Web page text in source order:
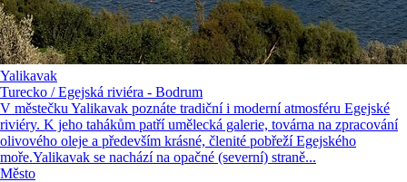
Yalikavak
Turecko / Egejská riviéra - Bodrum
V městečku Yalikavak poznáte tradiční i moderní atmosféru Egejské
riviéry. K jeho tahákům patří umělecká galerie, továrna na zpracování
olivového oleje a především krásné, členité pobřeží Egejského
moře.Yalikavak se nachází na opačné (severní) straně...
Město